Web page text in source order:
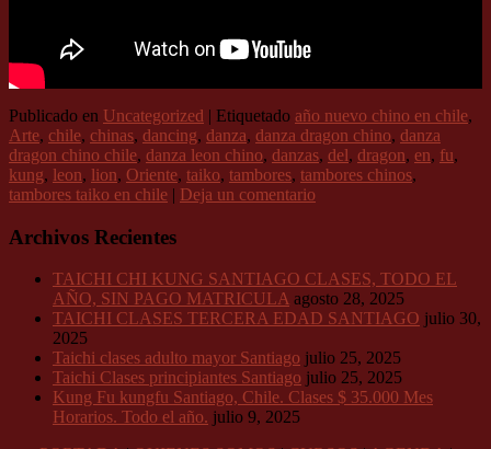
Publicado en Uncategorized | Etiquetado año nuevo chino en chile,
Arte, chile, chinas, dancing, danza, danza dragon chino, danza
dragon chino chile, danza leon chino, danzas, del, dragon, en, fu,
kung, leon, lion, Oriente, taiko, tambores, tambores chinos,
tambores taiko en chile | Deja un comentario
Archivos Recientes
TAICHI CHI KUNG SANTIAGO CLASES, TODO EL
AÑO, SIN PAGO MATRICULA agosto 28, 2025
TAICHI CLASES TERCERA EDAD SANTIAGO julio 30,
2025
Taichi clases adulto mayor Santiago julio 25, 2025
Taichi Clases principiantes Santiago julio 25, 2025
Kung Fu kungfu Santiago, Chile. Clases $ 35.000 Mes
Horarios. Todo el año. julio 9, 2025